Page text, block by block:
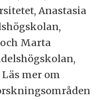
Anastasia
Marta
mer om